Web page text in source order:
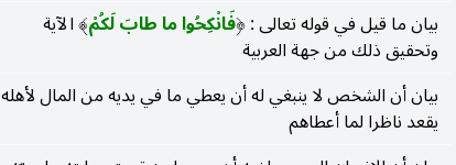
بيان ما قيل في قوله تعالى : (فَانْكِحُوا ما طابَ لَكُمْ) الآية
وتحقيق ذلك من جهة العربية
بيان أن الشخص لا ينبغي له أن يعطي ما في يديه من المال لأهله
يقعد ناظرا لما أعطاهم